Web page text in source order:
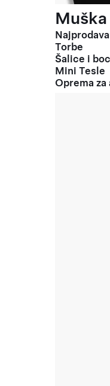
Torbe
Šalice i
Mini Tesle
Oprema